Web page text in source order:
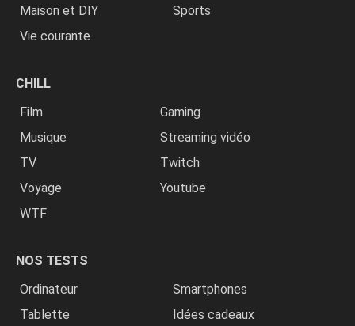
Maison et DIY
Sports
Vie courante
CHILL
Film
Gaming
Musique
Streaming vidéo
TV
Twitch
Voyage
Youtube
WTF
NOS TESTS
Ordinateur
Smartphones
Tablette
Idées cadeaux